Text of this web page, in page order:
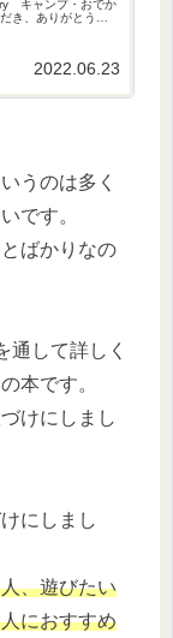
キャンプ・おでか
き、ありがとうご
2022.06.23
うのは多く
です。
ばかりなの
通して詳しく
本です。
けにしまし
にしまし
、遊びたい
におすすめ